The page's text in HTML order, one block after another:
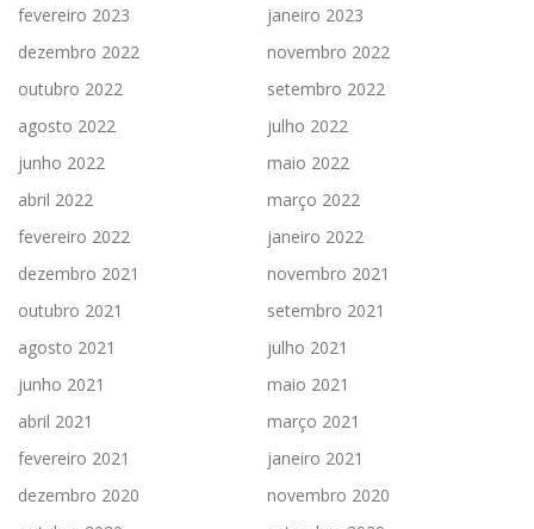
fevereiro 2023
janeiro 2023
dezembro 2022
novembro 2022
outubro 2022
setembro 2022
agosto 2022
julho 2022
junho 2022
maio 2022
abril 2022
março 2022
fevereiro 2022
janeiro 2022
dezembro 2021
novembro 2021
outubro 2021
setembro 2021
agosto 2021
julho 2021
junho 2021
maio 2021
abril 2021
março 2021
fevereiro 2021
janeiro 2021
dezembro 2020
novembro 2020